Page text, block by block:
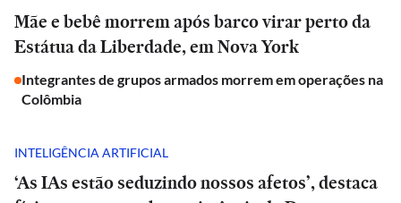
Mãe e bebê morrem após barco virar perto da
Estátua da Liberdade, em Nova York
Integrantes de grupos armados morrem em operações na
Colômbia
INTELIGÊNCIA ARTIFICIAL
‘As IAs estão seduzindo nossos afetos’, destaca